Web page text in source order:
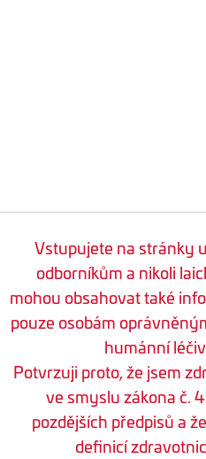
Vstupujete na stránky
odborníkům a nikoli
mohou obsahovat také
pouze osobám
humánní
Potvrzuji proto, že jsem
ve smyslu zákona č.
pozdějších předpisů a
definicí